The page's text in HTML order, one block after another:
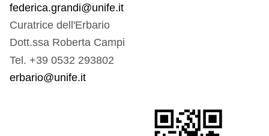
federica.grandi@unife.it
Curatrice dell'Erbario
Dott.ssa Roberta Campi
Tel. +39 0532 293802
erbario@unife.it